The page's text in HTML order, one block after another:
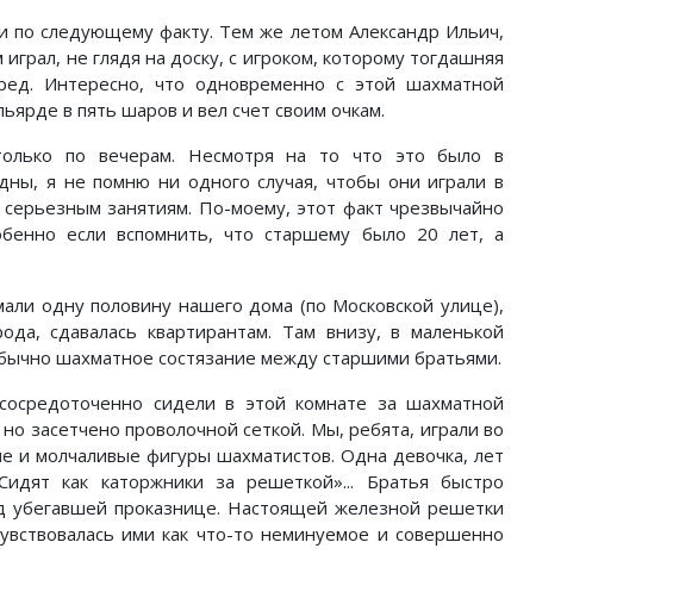
по следующему факту. Тем же летом Александр Ильич,
не глядя на доску, с игроком, которому тогдашняя
Интересно, что одновременно с этой шахматной
в пять шаров и вел счет своим очкам.
по вечерам. Несмотря на то что это было в
я не помню ни одного случая, чтобы они играли в
занятиям. По-моему, этот факт чрезвычайно
если вспомнить, что старшему было 20 лет, а
одну половину нашего дома (по Московской улице),
сдавалась квартирантам. Там внизу, в маленькой
шахматное состязание между старшими братьями.
сидели в этой комнате за шахматной
засетчено проволочной сеткой. Мы, ребята, играли во
молчаливые фигуры шахматистов. Одна девочка, лет
как каторжники за решеткой»... Братья быстро
убегавшей проказнице. Настоящей железной решетки
ими как что-то неминуемое и совершенно